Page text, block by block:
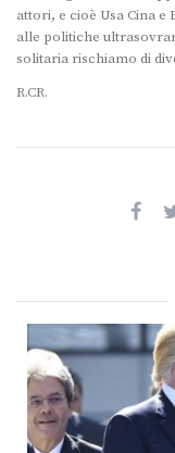
attori, e cioè Usa Cina
alle politiche
solitaria rischiamo di
R.CR.